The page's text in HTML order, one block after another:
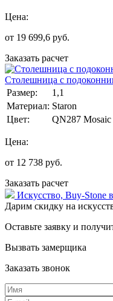
Цена:
от 19 699,6 руб.
Заказать расчет
Столешница с
Размер:
1,1
Материал: Staron
Цвет:
QN287
Цена:
от 12 738 руб.
Заказать расчет
Искусство, Buy-Stone
Дарим скидку на
Оставьте заявку и
Вызвать замерщика
Заказать звонок